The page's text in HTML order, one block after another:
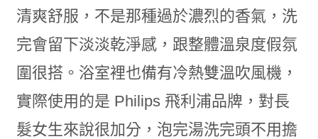
清爽舒服，不是那種過於濃烈的香氣，洗
完會留下淡淡乾淨感，跟整體溫泉度假氛
圍很搭。浴室裡也備有冷熱雙溫吹風機，
實際使用的是 Philips 飛利浦品牌，對長
髮女生來說很加分，泡完湯洗完頭不用擔